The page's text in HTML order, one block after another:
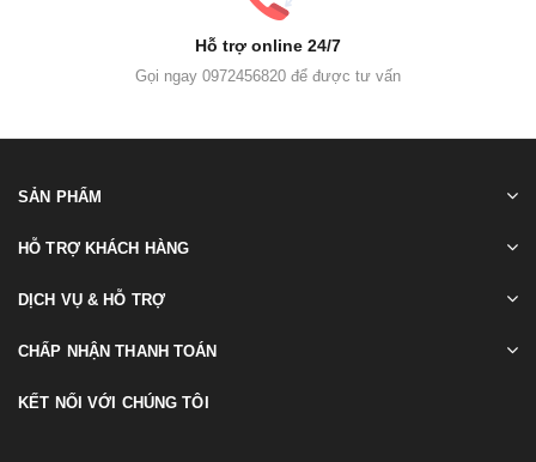
Hỗ trợ online 24/7
Gọi ngay 0972456820 để được tư vấn
SẢN PHẨM
HỖ TRỢ KHÁCH HÀNG
DỊCH VỤ & HỖ TRỢ
CHẤP NHẬN THANH TOÁN
KẾT NỐI VỚI CHÚNG TÔI